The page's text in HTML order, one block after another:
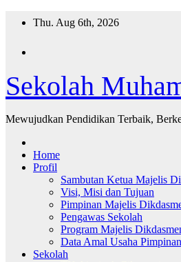
Thu. Aug 6th, 2026
Sekolah
Mewujudkan Pendidikan Terbaik,
Home
Profil
Sambutan Ketua Majelis
Visi, Misi dan Tujuan
Pimpinan Majelis
Pengawas Sekolah
Program Majelis
Data Amal Usaha
Sekolah